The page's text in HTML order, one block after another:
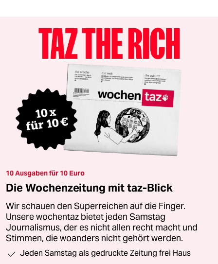
10 Ausgaben für 10 Euro
Die Wochenzeitung mit taz-Blick
Wir schauen den Superreichen auf die Finger.
Unsere wochentaz bietet jeden Samstag
Journalismus, der es nicht allen recht macht und
Stimmen, die woanders nicht gehört werden.
Jeden Samstag als gedruckte Zeitung frei Haus